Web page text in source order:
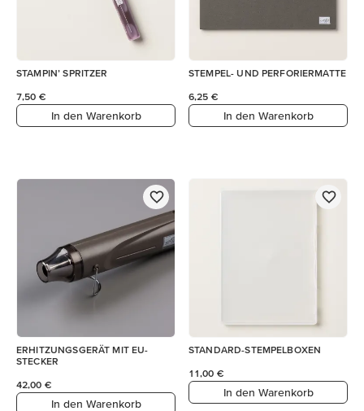
STAMPIN’ SPRITZER
7,50 €
In den Warenkorb
STEMPEL- UND PERFORIERMATTE
6,25 €
In den Warenkorb
ERHITZUNGSGERÄT MIT EU-
STECKER
42,00 €
In den Warenkorb
STANDARD-STEMPELBOXEN
11,00 €
In den Warenkorb